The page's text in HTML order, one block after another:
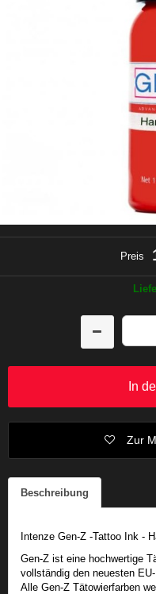
Preis
In
Zur
Beschreibung
Intenze Gen-Z -Tattoo Ink -
Gen-Z ist eine hochwertige
vollständig den neuesten
Alle Gen-Z Tätowierfarben